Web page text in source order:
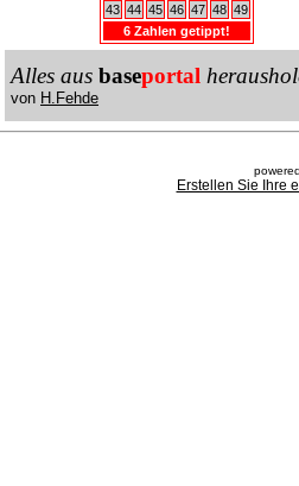
43 44 45 46 47 48 49
6 Zahlen getippt!
Alles aus baseportal
von H.Fehde
Erstellen Sie Ihre